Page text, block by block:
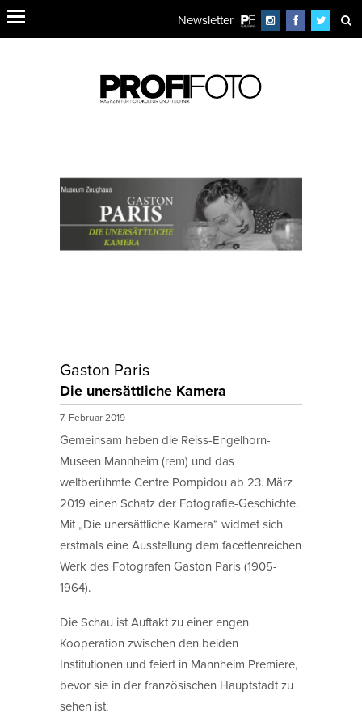
Newsletter
Gaston Paris
Die unersättliche Kamera
7. Februar 2019
Gemeinsam heben die Reiss-Engelhorn-
Museen Mannheim (rem) und das
weltberühmte Centre Pompidou ab 23. März
2019 einen Schatz der Fotografie-Geschichte.
Mit „Die unersättliche Kamera“ widmet sich
erstmals eine Ausstellung dem facettenreichen
Werk des Fotografen Gaston Paris (1905-
1964).
Die Schau ist Auftakt zu einer engen
Kooperation zwischen den beiden
Institutionen und feiert in Mannheim Premiere,
bevor sie in der französischen Hauptstadt zu
sehen ist.